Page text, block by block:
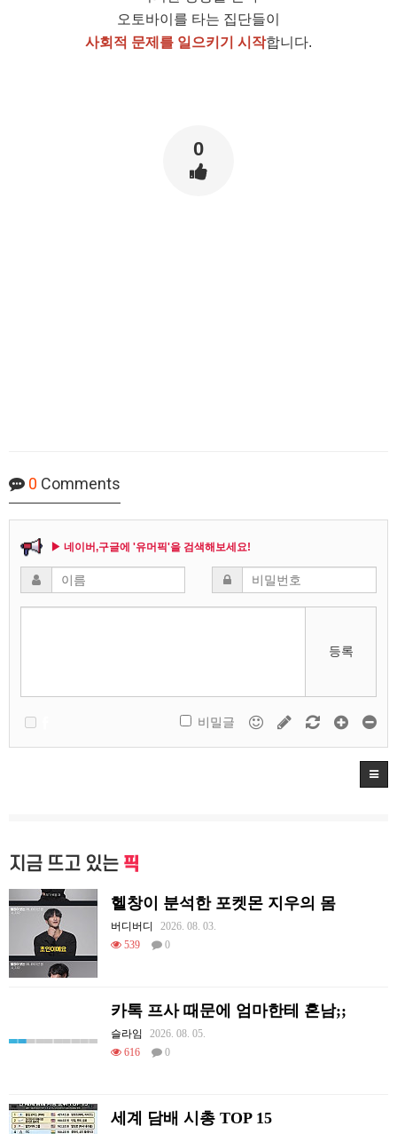
오토바이를 타는 집단들이
사회적 문제를 일으키기 시작합니다.
0
0 Comments
▶ 네이버,구글에 '유머픽'을 검색해보세요!
등록
비밀글
지금 뜨고 있는 픽
헬창이 분석한 포켓몬 지우의 몸
버디버디
2026. 08. 03.
539
0
카톡 프사 때문에 엄마한테 혼남;;
슬라임
2026. 08. 05.
616
0
세계 담배 시총 TOP 15